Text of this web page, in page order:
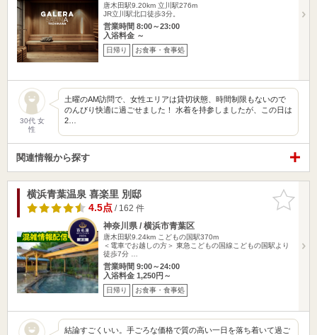
唐木田駅9.20km 立川駅276m
JR立川駅北口徒歩3分。
営業時間 8:00～23:00
入浴料金 ～
日帰り お食事・食事処
30代 女
性
土曜のAM訪問で、女性エリアは貸切状態、時間制限もないので
のんびり快適に過ごせました！ 水着を持参しましたが、この日は
2…
関連情報から探す
お気に入
りに追加
横浜青葉温泉 喜楽里 別邸
4.5点/ 162 件
神奈川県 / 横浜市青葉区
唐木田駅9.24km こどもの国駅370m
＜電車でお越しの方＞ 東急こどもの国線こどもの国駅より
徒歩7分 …
営業時間 9:00～24:00
入浴料金 1,250円～
日帰り お食事・食事処
結論すごくいい。手ごろな価格で質の高い一日を落ち着いて過ご